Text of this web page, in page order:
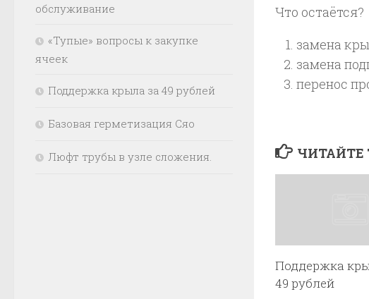
Что остаётся?
замена
замена
перенос
ЧИТАЙТЕ
Поддержка
49 рублей
обслуживание
«Тупые» вопросы к закупке
ячеек
Поддержка крыла за 49 рублей
Базовая герметизация Сяо
Люфт трубы в узле сложения.